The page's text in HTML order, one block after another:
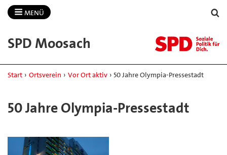
MENÜ
SPD Moosach
Start › Ortsverein › Vor Ort aktiv › 50 Jahre Olympia-Pressestadt
50 Jahre Olympia-Pressestadt